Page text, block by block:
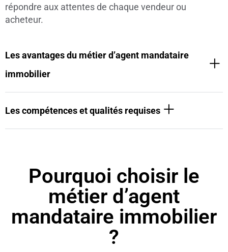
répondre aux attentes de chaque vendeur ou
acheteur.
Les avantages du métier d’agent mandataire
immobilier
Les compétences et qualités requises
Pourquoi choisir le
métier d’agent
mandataire immobilier
?